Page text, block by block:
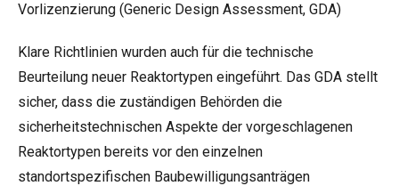
Vorlizenzierung (Generic Design Assessment, GDA)
Klare Richtlinien wurden auch für die technische
Beurteilung neuer Reaktortypen eingeführt. Das GDA stellt
sicher, dass die zuständigen Behörden die
sicherheitstechnischen Aspekte der vorgeschlagenen
Reaktortypen bereits vor den einzelnen
standortspezifischen Baubewilligungsanträgen